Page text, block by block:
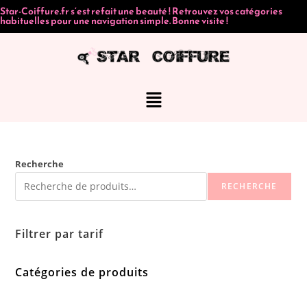
Star-Coiffure.fr s’est refait une beauté ! Retrouvez vos catégories
habituelles pour une navigation simple. Bonne visite !
Recherche
RECHERCHE
Filtrer par tarif
Catégories de produits